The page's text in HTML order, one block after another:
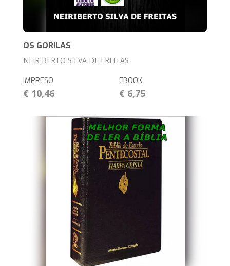
OS GORILAS
NEIRIBERTO SILVA DE FREITAS
IMPRESO
€ 10,46
EBOOK
€ 6,75